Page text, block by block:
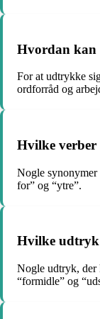
Hvordan kan
For at udtrykke
ordforråd og
Hvilke verber
Nogle
for” og “ytre”.
Hvilke udtryk
Nogle udtryk, der
“formidle” og